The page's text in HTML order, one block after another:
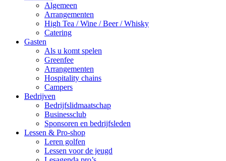
Algemeen
Arrangementen
High Tea / Wine / Beer / Whisky
Catering
Gasten
Als u komt spelen
Greenfee
Arrangementen
Hospitality chains
Campers
Bedrijven
Bedrijfslidmaatschap
Businessclub
Sponsoren en bedrijfsleden
Lessen & Pro-shop
Leren golfen
Lessen voor de jeugd